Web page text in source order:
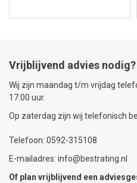
Vrijblijvend advies nodig?
Wij zijn maandag t/m vrijdag
17:00 uur.
Op zaterdag zijn wij telefonisch
Telefoon: 0592-315108
E-mailadres: info@bestrating.nl
Of plan vrijblijvend een